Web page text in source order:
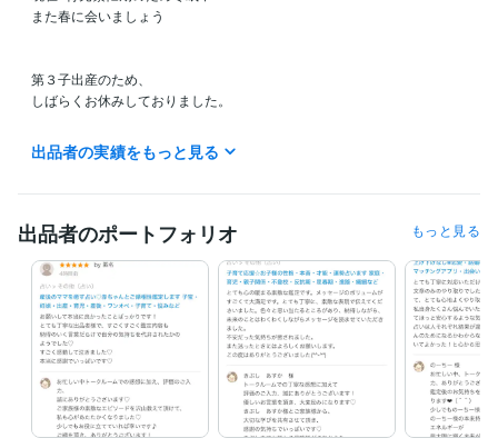
また春に会いましょう
第３子出産のため、
しばらくお休みしておりました。
現在０〜4歳の子３人の育児中のため
まとまった鑑定時間がとりづらい状況です。
気長にお待ちいただける方のみ
ご相談をお受けしています。
各メニュー１件ずつ受付ています。
お手数ですが、
【再開したら通知を受け取る】を押して、
枠が空くのをお待ちください＞＜）
なるべく早く結果をお伝えできるよう、
鑑定依頼の際は返信を待たずに
必要事項をお知らせください。
出品者の実績をもっと見る
出品者のポートフォリオ もっと見る